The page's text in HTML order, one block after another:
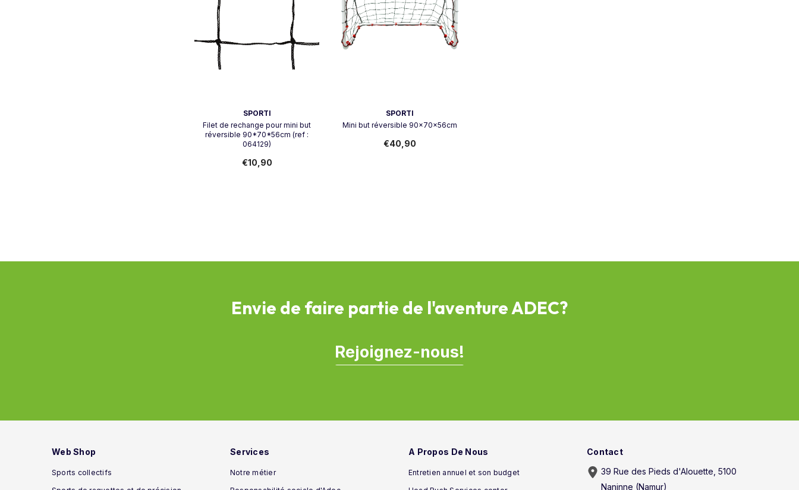
SPORTI
Filet de rechange pour mini but
réversible 90*70*56cm (ref :
064129)
€10,90
SPORTI
Mini but réversible 90x70x56cm
€40,90
Envie de faire partie de l'aventure ADEC?
Rejoignez-nous!
Web Shop
Sports collectifs
Services
Notre métier
A Propos De Nous
Entretien annuel et son budget
Contact
39 Rue des Pieds d'Alouette, 5100
Naninne (Namur)